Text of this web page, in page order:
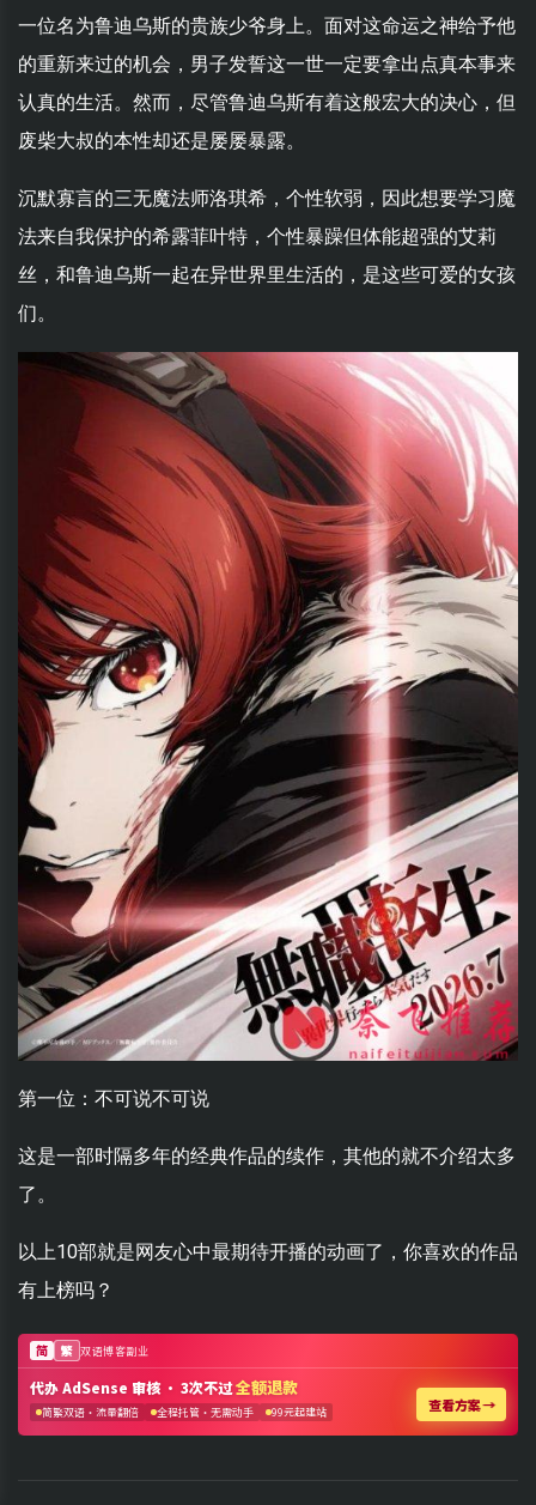
一位名为鲁迪乌斯的贵族少爷身上。面对这命运之神给予他
的重新来过的机会，男子发誓这一世一定要拿出点真本事来
认真的生活。然而，尽管鲁迪乌斯有着这般宏大的决心，但
废柴大叔的本性却还是屡屡暴露。
沉默寡言的三无魔法师洛琪希，个性软弱，因此想要学习魔
法来自我保护的希露菲叶特，个性暴躁但体能超强的艾莉
丝，和鲁迪乌斯一起在异世界里生活的，是这些可爱的女孩
们。
第一位：不可说不可说
这是一部时隔多年的经典作品的续作，其他的就不介绍太多
了。
以上10部就是网友心中最期待开播的动画了，你喜欢的作品
有上榜吗？